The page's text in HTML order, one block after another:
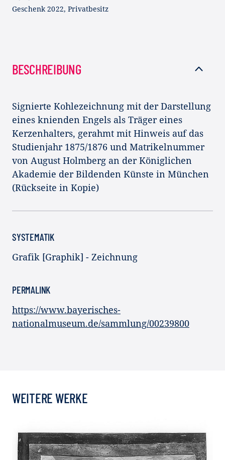
Geschenk 2022, Privatbesitz
BESCHREIBUNG
Signierte Kohlezeichnung mit der Darstellung
eines knienden Engels als Träger eines
Kerzenhalters, gerahmt mit Hinweis auf das
Studienjahr 1875/1876 und Matrikelnummer
von August Holmberg an der Königlichen
Akademie der Bildenden Künste in München
(Rückseite in Kopie)
SYSTEMATIK
Grafik [Graphik] - Zeichnung
PERMALINK
https://www.bayerisches-
nationalmuseum.de/sammlung/00239800
WEITERE WERKE